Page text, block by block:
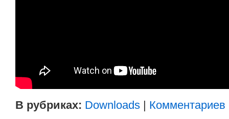
В рубриках: Downloads Комментариев